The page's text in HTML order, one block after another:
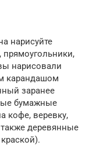
нарисуйте
прямоугольники,
нарисовали
карандашом
заранее
бумажные
кофе, веревку,
деревянные